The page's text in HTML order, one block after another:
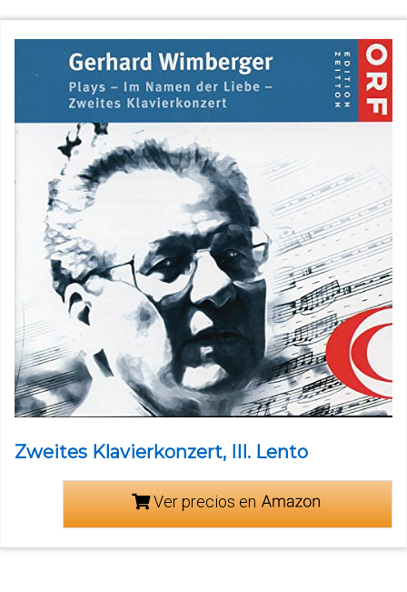
Zweites Klavierkonzert, III. Lento
Ver precios en